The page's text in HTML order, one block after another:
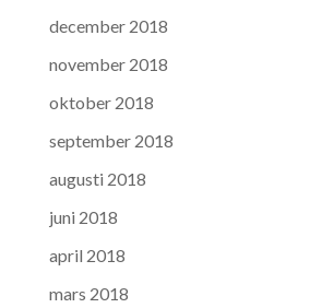
december 2018
november 2018
oktober 2018
september 2018
augusti 2018
juni 2018
april 2018
mars 2018